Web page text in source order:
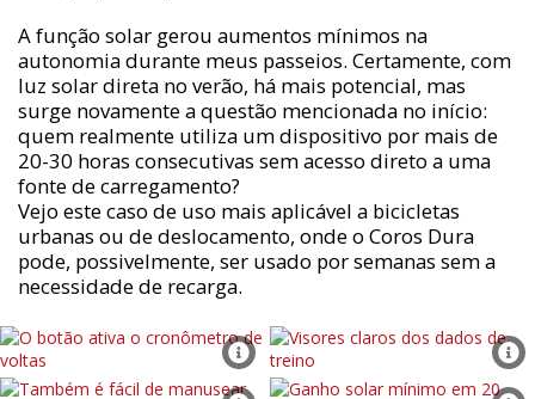
A função solar gerou aumentos mínimos na
autonomia durante meus passeios. Certamente, com
luz solar direta no verão, há mais potencial, mas
surge novamente a questão mencionada no início:
quem realmente utiliza um dispositivo por mais de
20-30 horas consecutivas sem acesso direto a uma
fonte de carregamento?
Vejo este caso de uso mais aplicável a bicicletas
urbanas ou de deslocamento, onde o Coros Dura
pode, possivelmente, ser usado por semanas sem a
necessidade de recarga.